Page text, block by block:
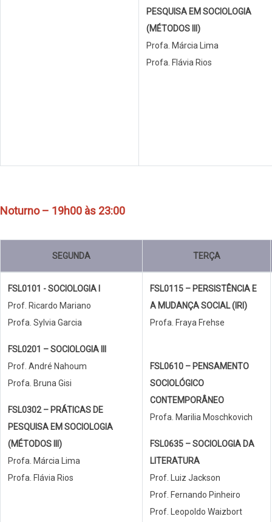
PESQUISA EM SOCIOLOGIA
(MÉTODOS III)
Profa. Márcia Lima
Profa. Flávia Rios
Noturno – 19h00 às 23:00
SEGUNDA TERÇA
FSL0101 - SOCIOLOGIA I
Prof. Ricardo Mariano
Profa. Sylvia Garcia
FSL0201 – SOCIOLOGIA III
Prof. André Nahoum
Profa. Bruna Gisi
FSL0302 – PRÁTICAS DE
PESQUISA EM SOCIOLOGIA
(MÉTODOS III)
Profa. Márcia Lima
Profa. Flávia Rios
FSL0115 – PERSISTÊNCIA E
A MUDANÇA SOCIAL (IRI)
Profa. Fraya Frehse
FSL0610 – PENSAMENTO
SOCIOLÓGICO
CONTEMPORÂNEO
Profa. Marilia Moschkovich
FSL0635 – SOCIOLOGIA DA
LITERATURA
Prof. Luiz Jackson
Prof. Fernando Pinheiro
Prof. Leopoldo Waizbort